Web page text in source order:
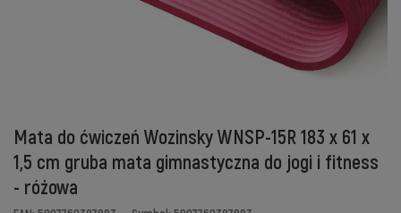
Mata do ćwiczeń Wozinsky WNSP-15R 183 x 61 x
1,5 cm gruba mata gimnastyczna do jogi i fitness
- różowa